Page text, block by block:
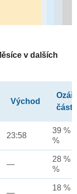
v dalších
Východ
část
23:58
39 %
%
—
28 %
%
18 %